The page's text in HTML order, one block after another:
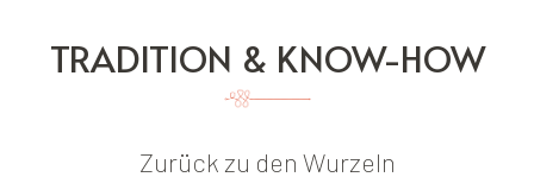
TRADITION & KNOW-HOW
Zurück zu den Wurzeln